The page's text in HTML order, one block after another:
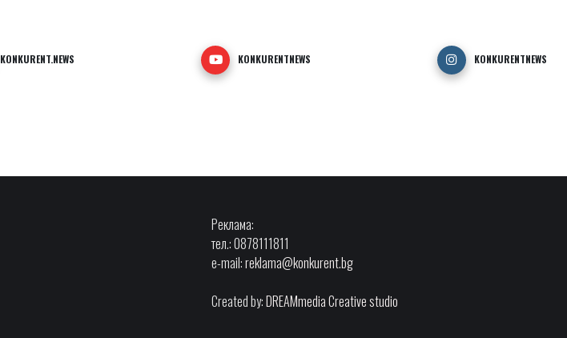
KONKURENT.NEWS KONKURENTNEWS KONKURENTNEWS
Реклама:
тел.: 0878111811
e-mail:reklama@konkurent.bg
Created by:DREAMmedia Creative studio